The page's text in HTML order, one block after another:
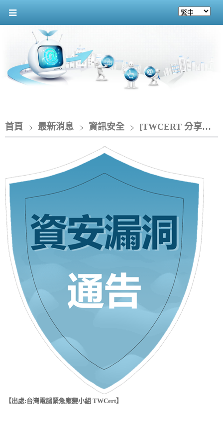
首頁 最新消息 資訊安全 [TWCERT 分享資安情資]_n8n存在4個重大資安漏洞
【出處:台灣電腦緊急應變小組 TWCert】